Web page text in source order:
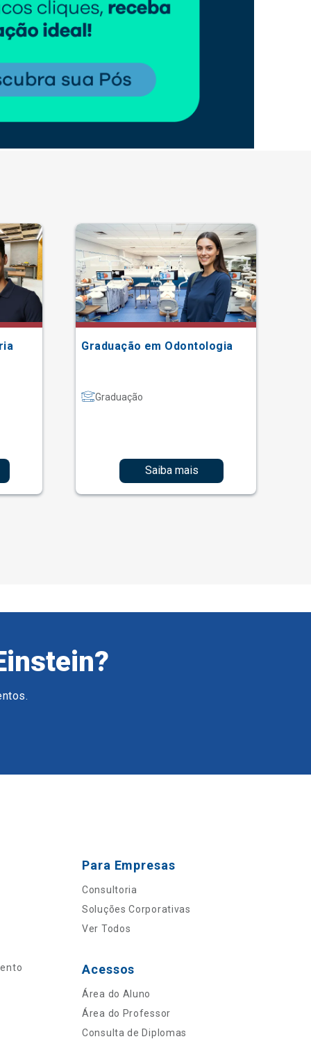
Graduação em Odontologia
Graduação
Saiba mais
Para Empresas
Consultoria
Soluções Corporativas
Ver Todos
Acessos
Área do Aluno
Área do Professor
Consulta de Diplomas